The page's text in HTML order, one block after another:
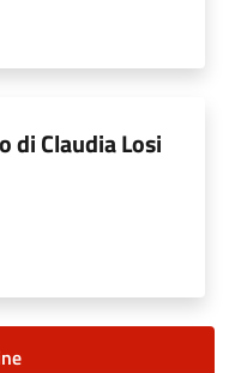
di Claudia Losi